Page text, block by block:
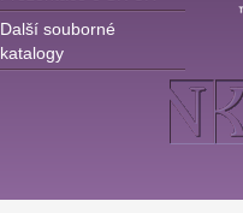
Další souborné
katalogy